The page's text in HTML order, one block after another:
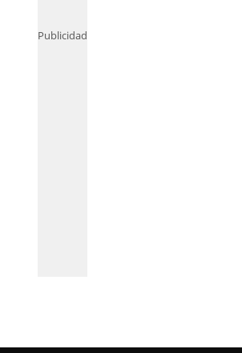
Publicidad